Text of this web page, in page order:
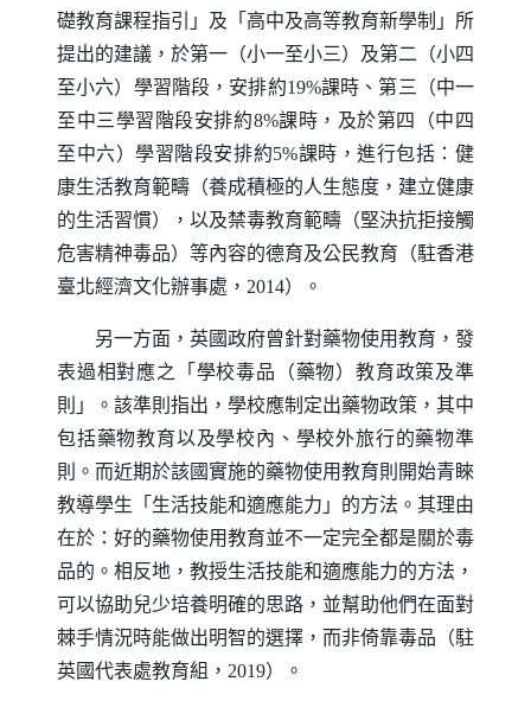
礎教育課程指引」及「高中及高等教育新學制」所
提出的建議，於第一（小一至小三）及第二（小四
至小六）學習階段，安排約19%課時、第三（中一
至中三學習階段安排約8%課時，及於第四（中四
至中六）學習階段安排約5%課時，進行包括：健
康生活教育範疇（養成積極的人生態度，建立健康
的生活習慣），以及禁毒教育範疇（堅決抗拒接觸
危害精神毒品）等內容的德育及公民教育（駐香港
臺北經濟文化辦事處，2014）。
另一方面，英國政府曾針對藥物使用教育，發
表過相對應之「學校毒品（藥物）教育政策及準
則」。該準則指出，學校應制定出藥物政策，其中
包括藥物教育以及學校內、學校外旅行的藥物準
則。而近期於該國實施的藥物使用教育則開始青睞
教導學生「生活技能和適應能力」的方法。其理由
在於：好的藥物使用教育並不一定完全都是關於毒
品的。相反地，教授生活技能和適應能力的方法，
可以協助兒少培養明確的思路，並幫助他們在面對
棘手情況時能做出明智的選擇，而非倚靠毒品（駐
英國代表處教育組，2019）。